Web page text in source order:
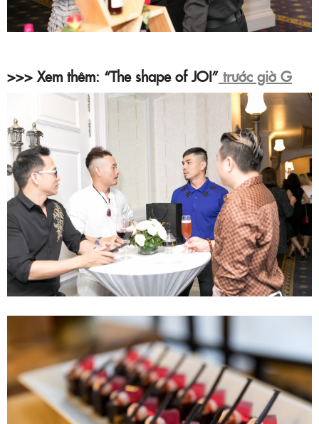
>>> Xem thêm: “The shape of JOI” trước giờ G